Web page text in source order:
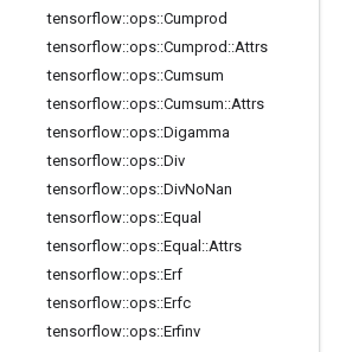
tensorflow::ops::Cumprod
tensorflow::ops::Cumprod ::Attrs
tensorflow::ops::Cumsum
tensorflow::ops::Cumsum::Attrs
tensorflow::ops::Digamma
tensorflow::ops::Div
tensorflow::ops::DivNoNan
tensorflow::ops::Equal
tensorflow::ops::Equal ::Attrs
tensorflow::ops::Erf
tensorflow::ops::Erfc
tensorflow::ops::Erfinv